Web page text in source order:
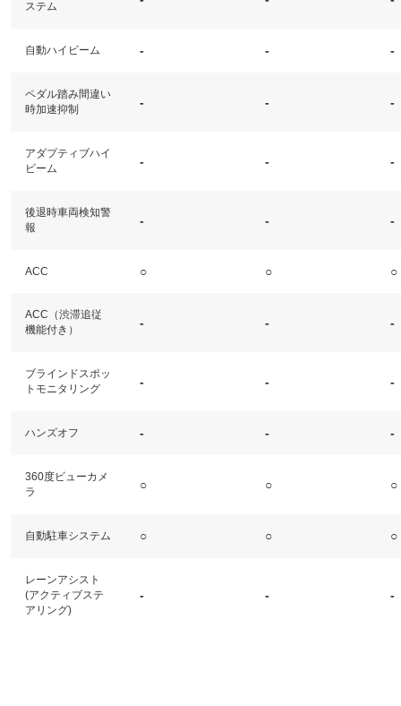
ステム
自動ハイビーム - - -
ペダル踏み間違い
時加速抑制
- - -
アダプティブハイ
ビーム
- - -
後退時車両検知警
報
- - -
ACC ○ ○ ○
ACC（渋滞追従
機能付き）
- - -
ブラインドスポッ
トモニタリング
- - -
ハンズオフ - - -
360度ビューカメ
ラ
○ ○ ○
自動駐車システム ○ ○ ○
レーンアシスト
(アクティブステ
アリング)
- - -